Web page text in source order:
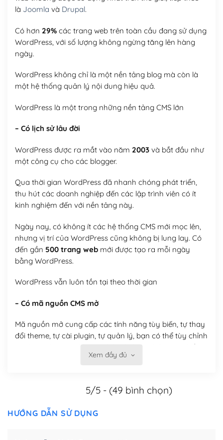
là Joomla và Drupal.
Có hơn 29%các trang web trên toàn cầu đang sử dụng
WordPress, với số lượng không ngừng tăng lên hàng
ngày.
WordPress không chỉ là một nền tảng blog mà còn là
một hệ thống quản lý nội dung hiệu quả.
WordPress là một trong những nền tảng CMS lớn
– Có lịch sử lâu đời
WordPress được ra mắt vào năm 2003và bắt đầu như
một công cụ cho các blogger.
Qua thời gian WordPress đã nhanh chóng phát triển,
thu hút các doanh nghiệp đến các lập trình viên có ít
kinh nghiệm đến với nền tảng này.
Ngày nay, có không ít các hệ thống CMS mới mọc lên,
nhưng vị trí của WordPress cũng không bị lung lay. Có
đến gần 500 trang webmới được tạo ra mỗi ngày
bằng WordPress.
WordPress vẫn luôn tồn tại theo thời gian
– Có mã nguồn CMS mở
Mã nguồn mở cung cấp các tính năng tùy biến, tự thay
đổi theme, tự cài plugin, tự quản lý, bạn có thể tùy chỉnh
nó theo ý bạn mà không phải sử dụng dịch vụ tại bất
Có thể tùy biến trên website WordPress
Xem đầy đủ
5/5 - (49 bình chọn)
HƯỚNG DẪN SỬ DỤNG